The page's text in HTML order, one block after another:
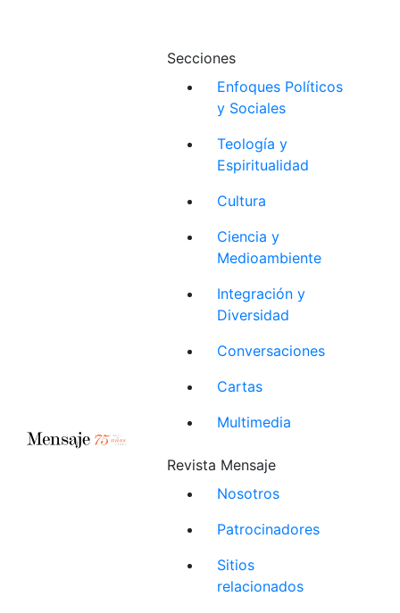
Secciones
Enfoques Políticos
y Sociales
Teología y
Espiritualidad
Cultura
Ciencia y
Medioambiente
Integración y
Diversidad
Conversaciones
Cartas
Multimedia
Revista Mensaje
Nosotros
Patrocinadores
Sitios
relacionados